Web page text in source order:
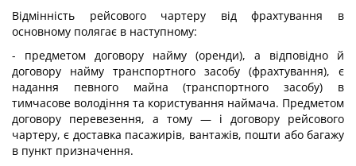
Відмінність рейсового чартеру від фрахтування в
основному полягає в наступному:
- предметом договору найму (оренди), а відповідно й
договору найму транспортного засобу (фрахтування), є
надання певного майна (транспортного засобу) в
тимчасове володіння та користування наймача. Предметом
договору перевезення, а тому — і договору рейсового
чартеру, є доставка пасажирів, вантажів, пошти або багажу
в пункт призначення.